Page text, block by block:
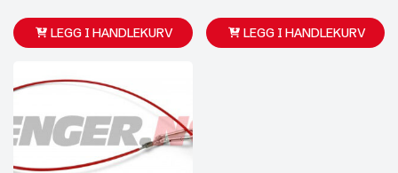
LEGG I HANDLEKURV LEGG I HANDLEKURV